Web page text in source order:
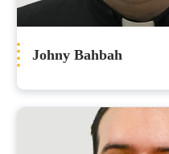
Johny Bahbah